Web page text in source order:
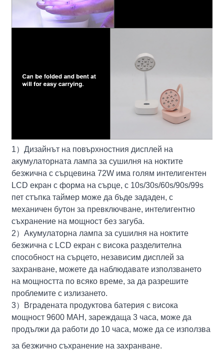
1）Дизайнът на повърхностния дисплей на
акумулаторната лампа за сушилня на ноктите
безжична с сърцевина 72W има голям интелигентен
LCD екран с форма на сърце, с 10s/30s/60s/90s/99s
пет стъпка таймер може да бъде зададен, с
механичен бутон за превключване, интелигентно
съхранение на мощност без загуба.
2）Акумулаторна лампа за сушилня на ноктите
безжична с LCD екран с висока разделителна
способност на сърцето, независим дисплей за
захранване, можете да наблюдавате използването
на мощността по всяко време, за да разрешите
проблемите с излизането.
3） Вградената продуктова батерия с висока
мощност 9600 MAH, зареждаща 3 часа, може да
продължи да работи до 10 часа, може да се използва
за безжично съхранение на захранване.